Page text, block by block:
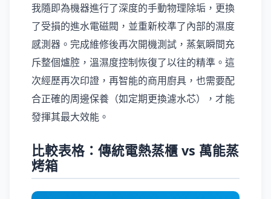
我隨即為機器進行了深度的手動物理除垢，更換
了受損的進水電磁閥，並重新校準了內部的濕度
感測器。完成維修後再次開機測試，蒸氣瞬間充
斥整個爐腔，溫濕度控制恢復了以往的精準。這
次經歷再次印證，再智能的商用廚具，也需要配
合正確的周邊保養（如定期更換濾水芯），才能
發揮其最大效能。
比較表格：傳統電熱蒸櫃 vs 萬能蒸
烤箱